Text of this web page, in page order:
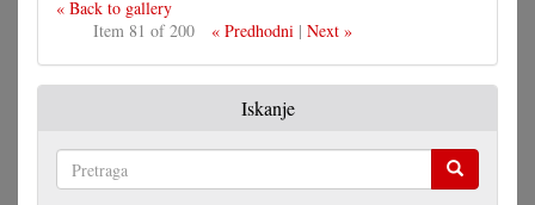
« Back to gallery
Item 81 of 200
« Predhodni| Next »
Iskanje